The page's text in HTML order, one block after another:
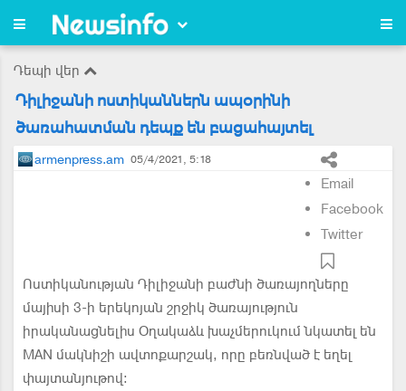
Դեպի վեր
Դիլիջանի ոստիկաններն ապօրինի
ծառահատման դեպք են բացահայտել
armenpress.am 05/4/2021, 5:18
Email
Facebook
Twitter
Ոստիկանության Դիլիջանի բաժնի ծառայողները
մայիսի 3-ի երեկոյան շրջիկ ծառայություն
իրականացնելիս Օղակաձև խաչմերուկում նկատել են
MAN մակնիշի ավտոքարշակ, որը բեռնված է եղել
փայտանյութով։